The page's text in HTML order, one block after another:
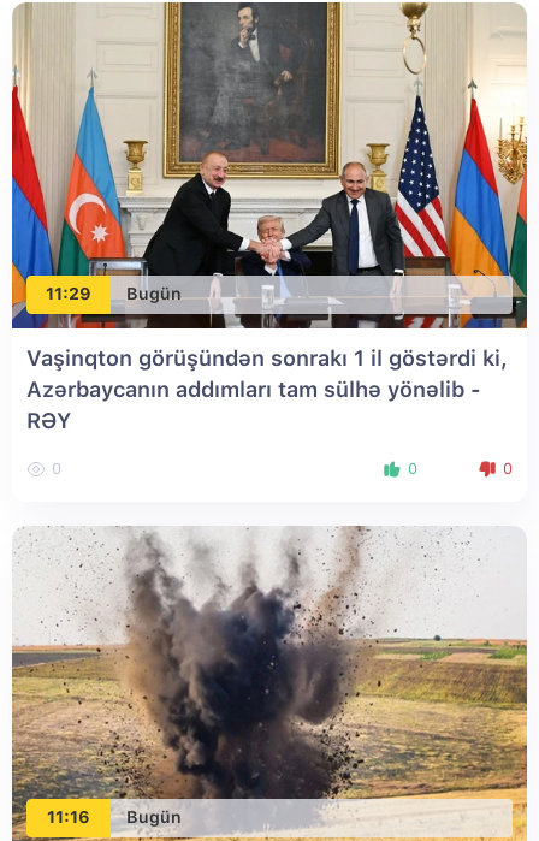
11:29 Bugün
Vaşinqton görüşündən sonrakı 1 il göstərdi ki,
Azərbaycanın addımları tam sülhə yönəlib -
RƏY
0 0 0
11:16 Bugün